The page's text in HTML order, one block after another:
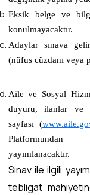
Eksik belge ve
konulmayacaktır.
Adaylar sınava
(nüfus cüzdanı veya
Aile ve Sosyal
duyuru, ilanlar ve
sayfası (
Platformundan
yayımlanacaktır.
Sınav ile ilgili
tebligat